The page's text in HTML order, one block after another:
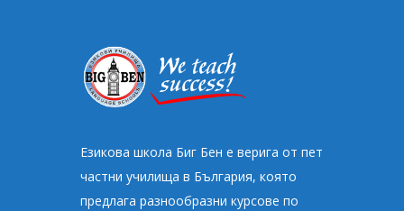
Езикова школа Биг Бен e верига от пет
частни училища в България, която
предлага разнообразни курсове по